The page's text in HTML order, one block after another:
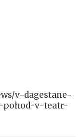
v-dagestane-
pohod-v-teatr-